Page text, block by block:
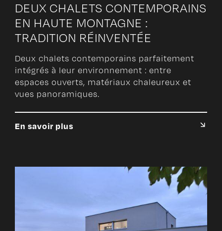
DEUX CHALETS CONTEMPORAINS
EN HAUTE MONTAGNE :
TRADITION RÉINVENTÉE
Deux chalets contemporains parfaitement
intégrés à leur environnement : entre
espaces ouverts, matériaux chaleureux et
vues panoramiques.
En savoir plus